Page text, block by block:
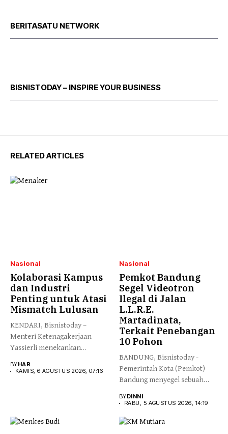
BERITASATU NETWORK
BISNISTODAY – INSPIRE YOUR BUSINESS
RELATED ARTICLES
Nasional
Kolaborasi Kampus
dan Industri
Penting untuk Atasi
Mismatch Lulusan
KENDARI, Bisnistoday –
Menteri Ketenagakerjaan
Yassierli menekankan
lebih erat...
BYHAR
KAMIS, 6 AGUSTUS 2026, 07:16
Nasional
Pemkot Bandung
Segel Videotron
Ilegal di Jalan
L.L.R.E.
Martadinata,
Terkait Penebangan
10 Pohon
BANDUNG, Bisnistoday -
Pemerintah Kota (Pemkot)
Bandung menyegel sebuah
BYDINNI
RABU, 5 AGUSTUS 2026, 14:19